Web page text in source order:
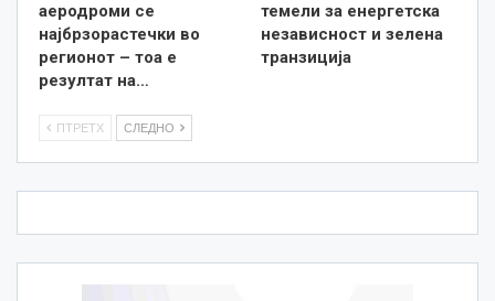
аеродроми се
најбрзорастечки во
регионот – тоа е
резултат на…
темели за енергетска
независност и зелена
транзиција
ПТРЕТХ СЛЕДНО